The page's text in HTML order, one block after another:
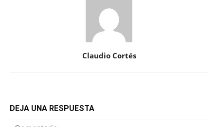
Claudio Cortés
DEJA UNA RESPUESTA